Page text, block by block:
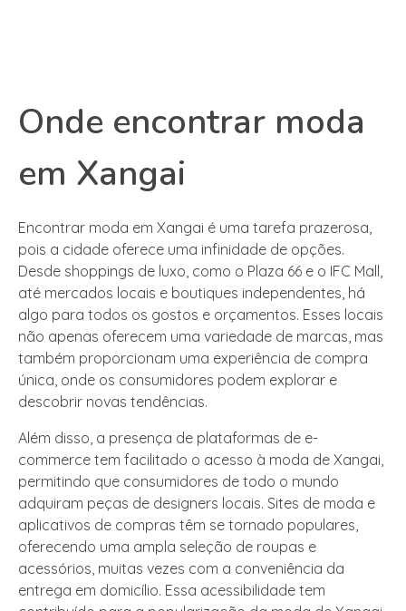
Onde encontrar moda
em Xangai
Encontrar moda em Xangai é uma tarefa prazerosa,
pois a cidade oferece uma infinidade de opções.
Desde shoppings de luxo, como o Plaza 66 e o IFC Mall,
até mercados locais e boutiques independentes, há
algo para todos os gostos e orçamentos. Esses locais
não apenas oferecem uma variedade de marcas, mas
também proporcionam uma experiência de compra
única, onde os consumidores podem explorar e
descobrir novas tendências.
Além disso, a presença de plataformas de e-
commerce tem facilitado o acesso à moda de Xangai,
permitindo que consumidores de todo o mundo
adquiram peças de designers locais. Sites de moda e
aplicativos de compras têm se tornado populares,
oferecendo uma ampla seleção de roupas e
acessórios, muitas vezes com a conveniência da
entrega em domicílio. Essa acessibilidade tem